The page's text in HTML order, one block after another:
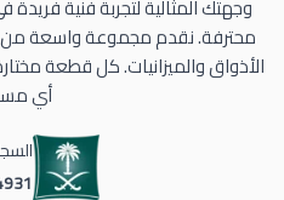
وجهتك المثالية لتجربة فنية
محترفة. نقدم مجموعة واسعة من
الأذواق والميزانيات. كل قطعة
أي